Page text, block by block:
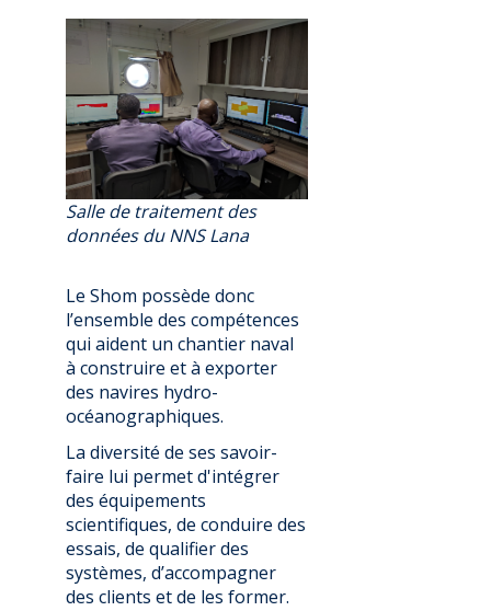
Salle de traitement des
données du NNS Lana
Le Shom possède donc
l’ensemble des compétences
qui aident un chantier naval
à construire et à exporter
des navires hydro-
océanographiques.
La diversité de ses savoir-
faire lui permet d'intégrer
des équipements
scientifiques, de conduire des
essais, de qualifier des
systèmes, d’accompagner
des clients et de les former.